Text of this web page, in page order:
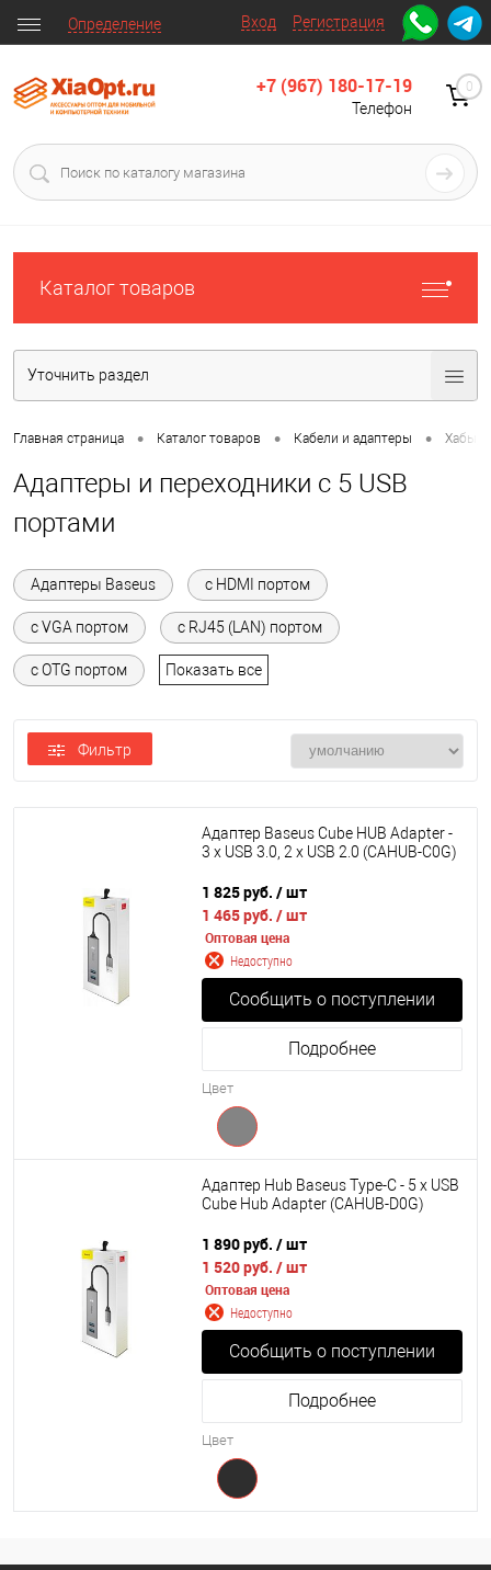
Вход Регистрация
Определение
+7 (967) 180-17-19
Телефон
0
Каталог товаров
Уточнить раздел
Главная страница • Каталог товаров • Кабели и адаптеры • Хабы,
Адаптеры и переходники с 5 USB
портами
Адаптеры Baseus с HDMI портом
с VGA портом с RJ45 (LAN) портом
с OTG портом Показать все
Фильтр
Адаптер Baseus Cube HUB Adapter -
3 x USB 3.0, 2 x USB 2.0 (CAHUB-C0G)
1 825 руб. / шт
1 465 руб. / шт
Оптовая цена
Недоступно
Сообщить о поступлении
Подробнее
Цвет
Адаптер Hub Baseus Type-C - 5 x USB
Cube Hub Adapter (CAHUB-D0G)
1 890 руб. / шт
1 520 руб. / шт
Оптовая цена
Недоступно
Сообщить о поступлении
Подробнее
Цвет